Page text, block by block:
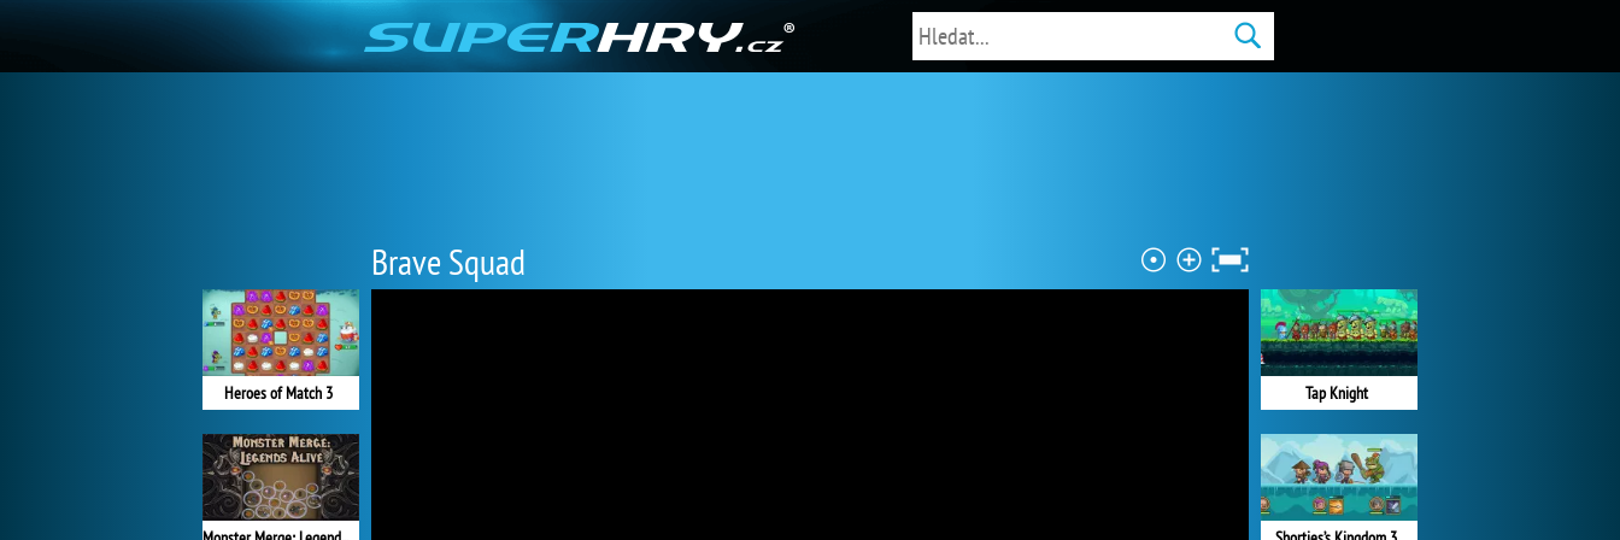
Brave Squad
Heroes of Match 3 Tap Knight